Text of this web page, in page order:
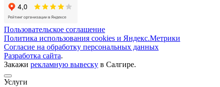
Пользовательское соглашение
Политика использования cookies и Яндекс.Метрики
Согласие на обработку персональных данных
Разработка сайта.
Закажи рекламную вывеску в Салгире.
Услуги